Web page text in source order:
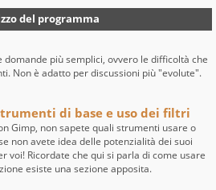
del programma
domande più semplici, ovvero le difficoltà che
Non è adatto per discussioni più "evolute".
di base e uso dei filtri
Gimp, non sapete quali strumenti usare o
non avete idea delle potenzialità dei suoi
voi! Ricordate che qui si parla di come usare
esiste una sezione apposita.